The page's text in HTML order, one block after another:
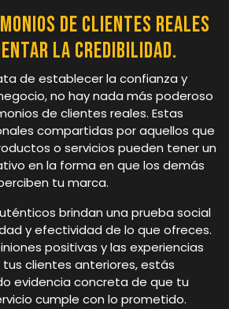
de clientes reales
la credibilidad.
de establecer la confianza y
no hay nada más poderoso
de clientes reales. Estas
compartidas por aquellos que
o servicios pueden tener un
en la forma en que los demás
tu marca.
brindan una prueba social
y efectividad de lo que ofreces.
positivas y las experiencias
clientes anteriores, estás
evidencia concreta de que tu
cumple con lo prometido.